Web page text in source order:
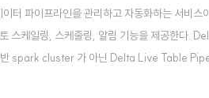
파이프라인을 관리하고 자동화하는 서비
스케일링, 스케줄링, 알림 기능을 제공한다.
spark cluster 가 아닌 Delta Live Table